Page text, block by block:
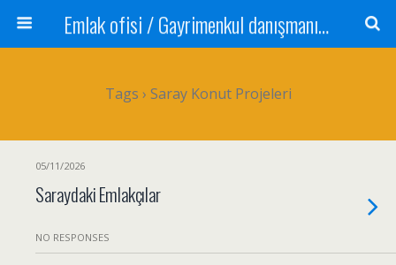
Emlak ofisi / Gayrimenkul danışmanı Satılık daire / Kiralık daire Satılık arsa / Tarla Satılık dükkan / Mağaza Devren satılık işyeri Depo ve antrepo Yatırım: Yatırımlık arsa
Tags › Saray Konut Projeleri
05/11/2026
Saraydaki Emlakçılar
NO RESPONSES